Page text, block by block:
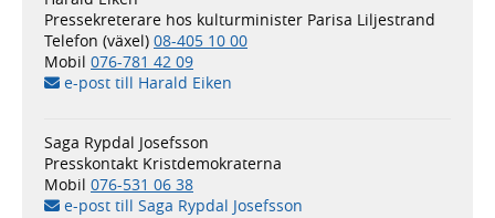
Pressekreterare hos kulturminister Parisa Liljestrand
Telefon (växel) 08-405 10 00
Mobil 076-781 42 09
e-post till Harald Eiken
Saga Rypdal Josefsson
Presskontakt Kristdemokraterna
Mobil 076-531 06 38
e-post till Saga Rypdal Josefsson